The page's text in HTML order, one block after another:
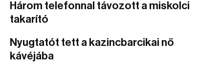
Három telefonnal távozott a miskolci
takarító
Nyugtatót tett a kazincbarcikai nő
kávéjába